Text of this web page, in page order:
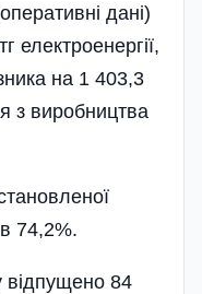
дані)
електроенергії,
на 1 403,3
з виробництва
74,2%.
відпущено 84